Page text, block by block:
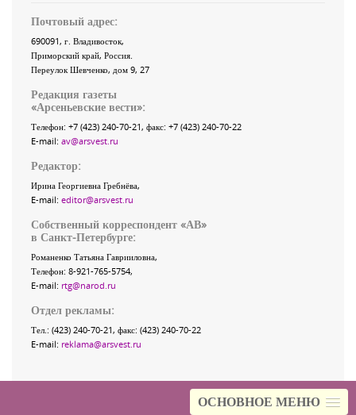
ОСНОВНОЕ МЕНЮ
Почтовый адрес:
690091, г. Владивосток,
Приморский край, Россия.
Переулок Шевченко, дом 9, 27
Редакция газеты
«Арсеньевские вести»:
Телефон: +7 (423) 240-70-21, факс: +7 (423) 240-70-22
E-mail: av@arsvest.ru
Редактор:
Ирина Георгиевна Гребнёва,
E-mail: editor@arsvest.ru
Собственный корреспондент «АВ»
в Санкт-Петербурге:
Романенко Татьяна Гаврииловна,
Телефон: 8-921-765-5754,
E-mail: rtg@narod.ru
Отдел рекламы:
Тел.: (423) 240-70-21, факс: (423) 240-70-22
E-mail: reklama@arsvest.ru